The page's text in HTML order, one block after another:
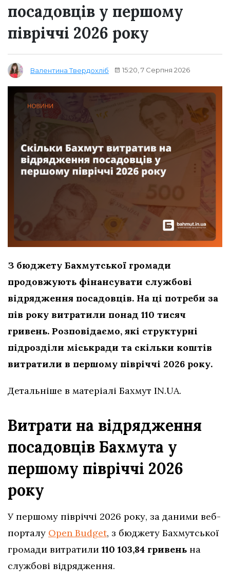
посадовців у першому
півріччі 2026 року
Валентина Твердохліб 15:20, 7 Серпня 2026
З бюджету Бахмутської громади
продовжують фінансувати службові
відрядження посадовців. На ці потреби за
пів року витратили понад 110 тисяч
гривень. Розповідаємо, які структурні
підрозділи міськради та скільки коштів
витратили в першому півріччі 2026 року.
Детальніше в матеріалі Бахмут IN.UA.
Витрати на відрядження
посадовців Бахмута у
першому півріччі 2026
року
У першому півріччі 2026 року, за даними веб-
порталу Open Budget, з бюджету Бахмутської
громади витратили 110 103,84 гривень на
службові відрядження.